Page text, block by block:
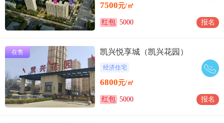
7500元/㎡
红包 5000 报名
在售 凯兴悦享城（凯兴花园）
经济住宅
6800元/㎡
红包 5000 报名